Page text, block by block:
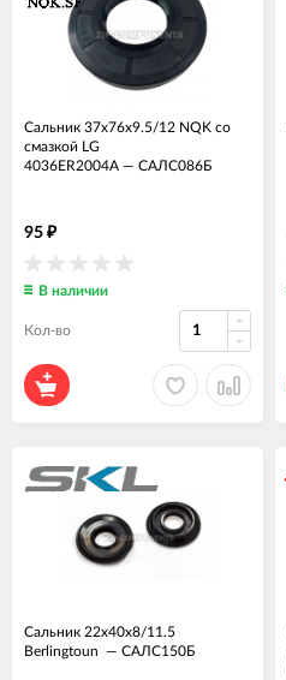
Сальник 37x76x9.5/12 NQK со
смазкой LG
4036ER2004A — САЛС086Б
95 ₽
В наличии
Кол-во
Сальник 22x40x8/11.5
Berlingtoun — САЛС150Б